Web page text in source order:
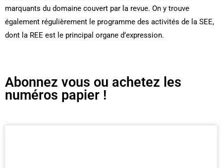
marquants du domaine couvert par la revue. On y trouve
également régulièrement le programme des activités de la SEE,
dont la REE est le principal organe d’expression.
Abonnez vous ou achetez les
numéros papier !